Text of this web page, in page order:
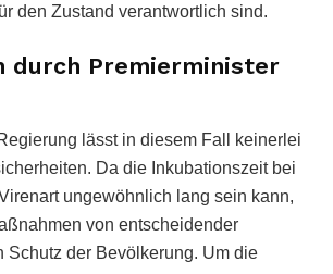
den Zustand verantwortlich sind.
durch Premierminister
lässt in diesem Fall keinerlei
Da die Inkubationszeit bei
ungewöhnlich lang sein kann,
von entscheidender
Schutz der Bevölkerung. Um die